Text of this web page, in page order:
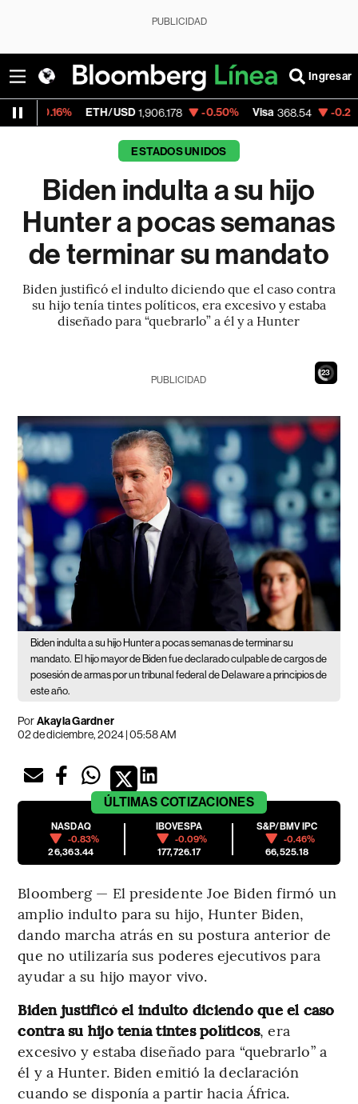
PUBLICIDAD
Ingresar
ETH/USD 1,906.178 -0.50% Visa 368.54 -0.28%
ESTADOS UNIDOS
Biden indulta a su hijo
Hunter a pocas semanas
de terminar su mandato
Biden justificó el indulto diciendo que el caso contra
su hijo tenía tintes políticos, era excesivo y estaba
diseñado para “quebrarlo” a él y a Hunter
21
PUBLICIDAD
Biden indulta a su hijo Hunter a pocas semanas de terminar su
mandato. El hijo mayor de Biden fue declarado culpable de cargos de
posesión de armas por un tribunal federal de Delaware a principios de
este año.
PorAkayla Gardner
02 de diciembre, 2024 | 05:58 AM
ÚLTIMAS COTIZACIONES
NASDAQ
-0.83%
26,363.44
IBOVESPA
-0.09%
177,726.17
S&P/BMV IPC
-0.46%
66,525.18
Bloomberg — El presidente Joe Biden firmó un
amplio indulto para su hijo, Hunter Biden,
dando marcha atrás en su postura anterior de
que no utilizaría sus poderes ejecutivos para
ayudar a su hijo mayor vivo.
Biden justificó el indulto diciendo que el caso
contra su hijo tenía tintes políticos, era
excesivo y estaba diseñado para “quebrarlo” a
él y a Hunter. Biden emitió la declaración
cuando se disponía a partir hacia África.